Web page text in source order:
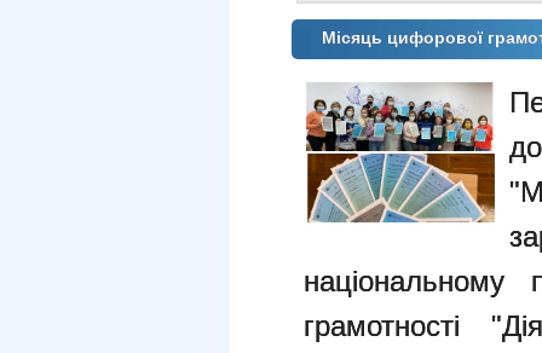
Місяць цифорової
національному
грамотності